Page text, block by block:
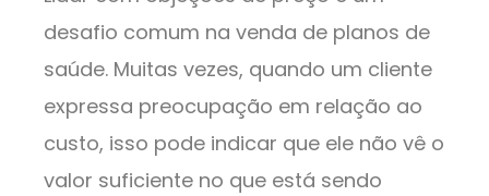
desafio comum na venda de planos de
saúde. Muitas vezes, quando um cliente
expressa preocupação em relação ao
custo, isso pode indicar que ele não vê o
valor suficiente no que está sendo